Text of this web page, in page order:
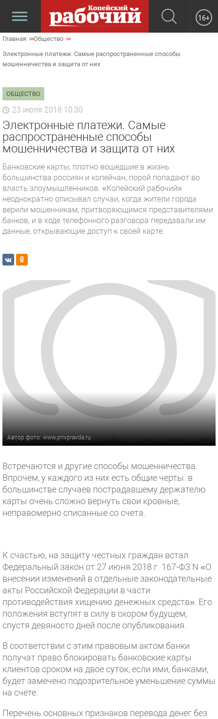
16+
Главная Общество
Электронные платежи. Самые распространенные способы
мошенничества и защита от них
ОБЩЕСТВО
23 июля 2018 10:30
Электронные платежи. Самые
распространенные способы
мошенничества и защита от них
Банковские карты, плотно вошедшие в жизнь
большинства россиян и копейчан, порой попадают во
власть злоумышленников. «Копейский рабочий»
неоднократно описывал случаи, когда жители города
верили мошенникам, притворяющимся представителями
банков, и в ходе телефонного разговора передавали им
данные, открывающие доступ к своей карте.
Автор фото: www.privpravda.ru
Встречаются и другие способы мошенничества.
Впрочем, у каждого из них есть общие черты: в
большинстве случаев пострадавшему держателю
карты очень сложно вернуть свои кровные,
неправомерно списанные со счета.
К счастью, на защиту честных граждан встал
Федеральный закон от 27 июня 2018 г. 167-ФЗ N «О
внесении изменений в отдельные законодательные
акты Российской Федерации в части
противодействия хищению денежных средств». Его
положения вступят в силу в скором будущем,
спустя девяносто дней после опубликования.
В соответствии с этим правовым актом банки
получат право блокировать банковские карты
клиентов сроком на двое суток, если ими, банками,
будет замечено подозрительное уменьшение суммы
на счете.
Перечень основных признаков перевода денег без